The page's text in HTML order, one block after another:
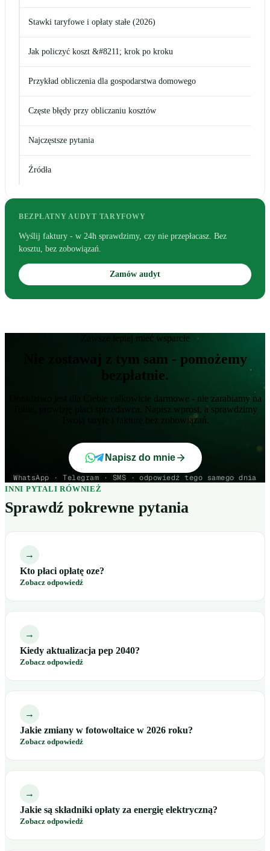
Stawki taryfowe i opłaty stałe (2026)
Jak policzyć koszt &#8211; krok po kroku
Przykład obliczenia dla gospodarstwa domowego
Częste błędy przy obliczaniu kosztów
Najczęstsze pytania
Źródła
BEZPŁATNY AUDYT TARYFOWY
Wyślij faktury - w 24h sprawdzimy, czy nie przepłacasz. Bez
kosztu, bez zobowiązań.
Zamów audyt
Zawsze lepiej mieć wsparcie
Nie zostawaj z tym sam - pomożemy
bezpłatnie.
Doradztwo jest dla Ciebie całkowicie darmowe - nie zarabiamy na
Tobie, prowizję płaci sprzedawca. Napisz wprost, a sprawdzimy
Twoją taryfę i fakturę bez zobowiązań.
Napisz do mnie
WhatsApp · Telegram · SMS · odpowiedź tego samego dnia
INNI PYTALI RÓWNIEŻ
Sprawdź pokrewne pytania
→
Kto płaci opłatę oze?
Zobacz odpowiedź
→
Kiedy aktualizacja pep 2040?
Zobacz odpowiedź
→
Jakie zmiany w fotowoltaice w 2026 roku?
Zobacz odpowiedź
→
Jakie są składniki opłaty za energię elektryczną?
Zobacz odpowiedź